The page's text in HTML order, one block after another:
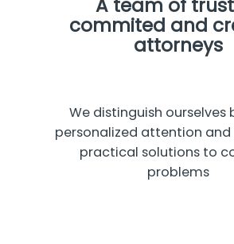
A team of
commited and
attorneys
We distinguish ourselves
personalized attention and
practical solutions to
problems